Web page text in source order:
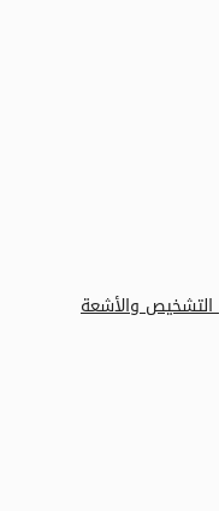
التشخيص والأشعة